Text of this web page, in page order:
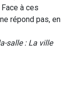
à ces
répond pas, en
salle : La ville